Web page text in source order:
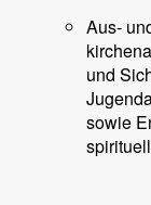
Aus-
und
sowie